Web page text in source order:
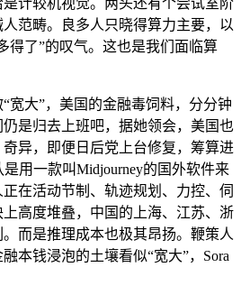
范畴。良多人只晓得算力主要，以
得了”的叹气。这也是我们面临算
大”，美国的金融毒饲料，分分钟
是归去上班吧，据她领会，美国也
异，即便日后党上台修复，筹算进
用一款叫Midjourney的国外软件来
在活动节制、轨迹规划、力控、伺
高度堆叠，中国的上海、江苏、浙
而是推理成本也极其昂扬。鞭策人
本钱浸泡的土壤看似“宽大”，Sora